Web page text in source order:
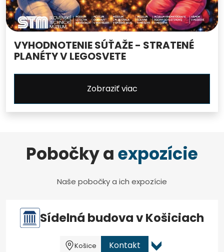
VYHODNOTENIE SÚŤAŽE - STRATENÉ
PLANÉTY V LEGOSVETE
Zobraziť viac
Pobočky aexpozície
Naše pobočky a ich expozície
Sídelná budova v Košiciach
Košice Kontakt